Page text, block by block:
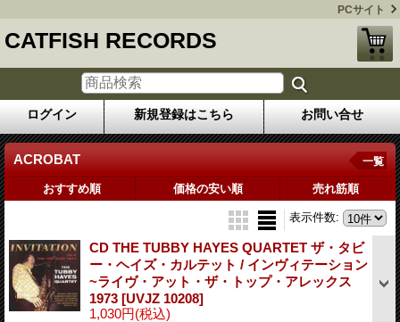
PCサイト
CATFISH RECORDS
ログイン 新規登録はこちら お問い合せ
ACROBAT 一覧
おすすめ順 価格の安い順 売れ筋順
表示件数:
CD THE TUBBY HAYES QUARTET ザ・タビ
ー・ヘイズ・カルテット / インヴィテーション
~ライヴ・アット・ザ・トップ・アレックス
1973 [UVJZ 10208]
1,030円(税込)